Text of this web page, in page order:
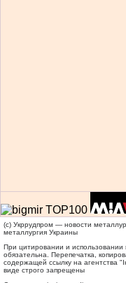
(c) Укррудпром — новости
металлургия Украины
При цитировании и
обязательна. Перепечатка,
содержащей ссылку на агентства
виде строго запрещены